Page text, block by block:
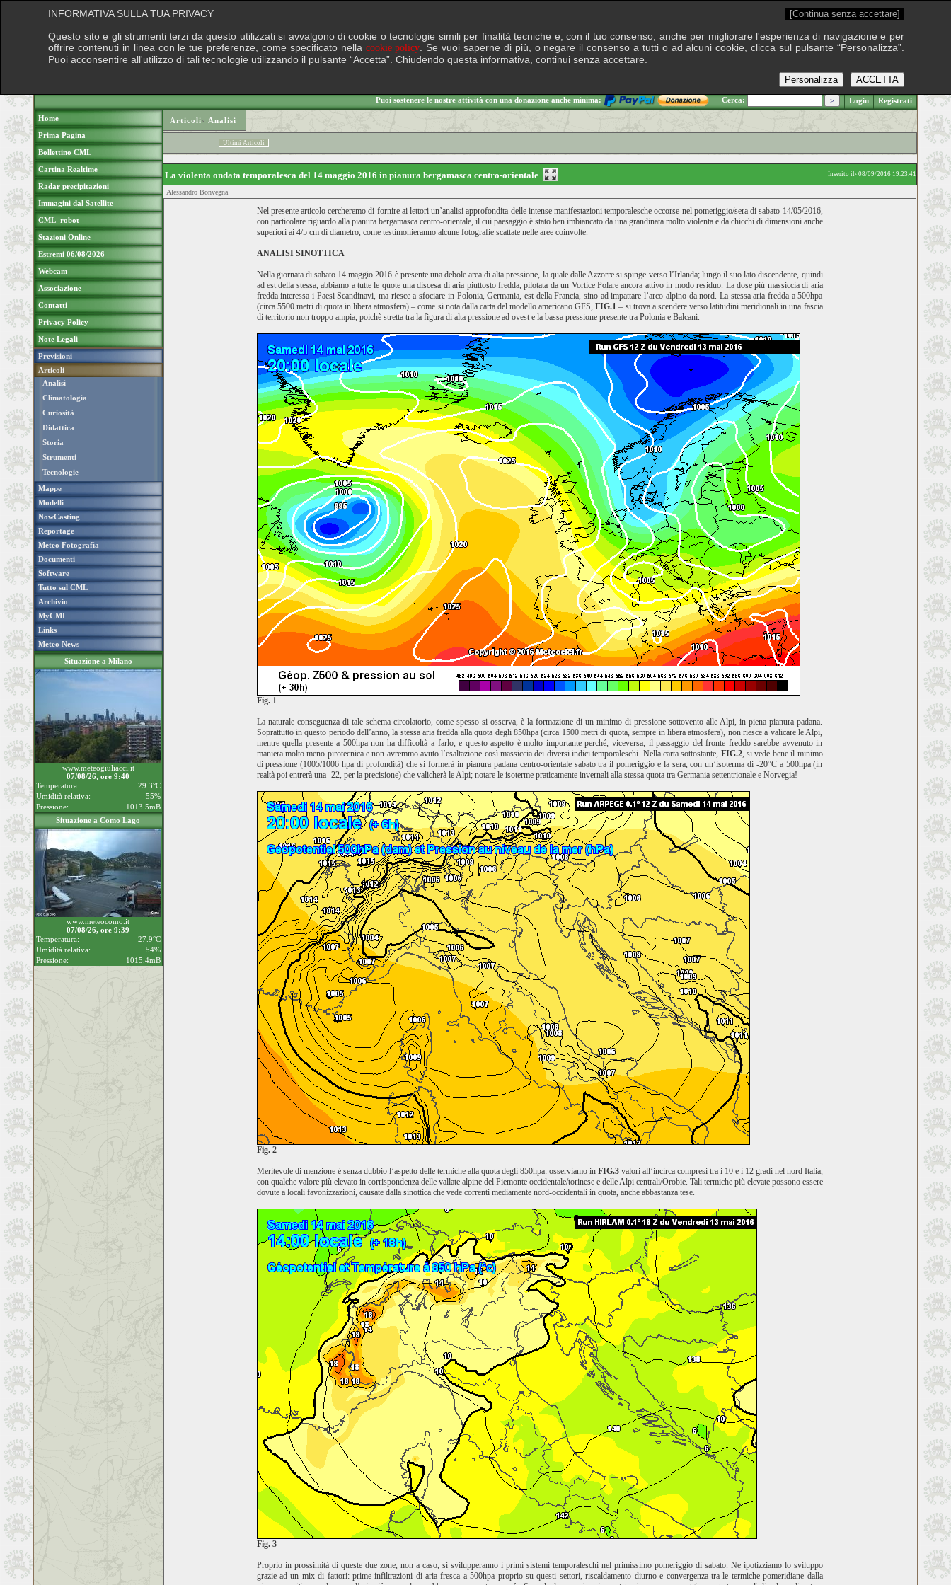
.: Venerdì 7 agosto 2026
Puoi sostenere le nostre attività con una donazione anche minima: Cerca: Login Registrati
Home
Prima Pagina
Bollettino CML
Cartina Realtime
Radar precipitazioni
Immagini dal Satellite
CML_robot
Stazioni Online
Estremi 06/08/2026
Webcam
Associazione
Contatti
Privacy Policy
Note Legali
Previsioni
Articoli
Analisi
Climatologia
Curiosità
Didattica
Storia
Strumenti
Tecnologie
Mappe
Modelli
NowCasting
Reportage
Meteo Fotografia
Documenti
Software
Tutto sul CML
Archivio
MyCML
Links
Meteo News
Situazione a Milano
www.meteogiuliacci.it
07/08/26, ore 9:40
Temperatura:
29.3°C
Umidità relativa:
55%
Pressione:
1013.5mB
Situazione a Como Lago
www.meteocomo.it
07/08/26, ore 9:39
Temperatura:
27.9°C
Umidità relativa:
54%
Pressione:
1015.4mB
Articoli› Analisi
Ultimi Articoli
La violenta ondata temporalesca del 14 maggio 2016 in pianura bergamasca centro-orientale Inserito il› 08/09/2016 19.23.41
Alessandro Bonvegna
Nel presente articolo cercheremo di fornire ai lettori un’analisi approfondita delle intense manifestazioni temporalesche occorse nel pomeriggio/sera di sabato 14/05/2016,
con particolare riguardo alla pianura bergamasca centro-orientale, il cui paesaggio è stato ben imbiancato da una grandinata molto violenta e da chicchi di dimensioni anche
superiori ai 4/5 cm di diametro, come testimonieranno alcune fotografie scattate nelle aree coinvolte.
ANALISI SINOTTICA
Nella giornata di sabato 14 maggio 2016 è presente una debole area di alta pressione, la quale dalle Azzorre si spinge verso l’Irlanda; lungo il suo lato discendente, quindi
ad est della stessa, abbiamo a tutte le quote una discesa di aria piuttosto fredda, pilotata da un Vortice Polare ancora attivo in modo residuo. La dose più massiccia di aria
fredda interessa i Paesi Scandinavi, ma riesce a sfociare in Polonia, Germania, est della Francia, sino ad impattare l’arco alpino da nord. La stessa aria fredda a 500hpa
(circa 5500 metri di quota in libera atmosfera) – come si nota dalla carta del modello americano GFS, FIG.1 – si trova a scendere verso latitudini meridionali in una fascia
di territorio non troppo ampia, poichè stretta tra la figura di alta pressione ad ovest e la bassa pressione presente tra Polonia e Balcani.
Fig. 1
La naturale conseguenza di tale schema circolatorio, come spesso si osserva, è la formazione di un minimo di pressione sottovento alle Alpi, in piena pianura padana.
Soprattutto in questo periodo dell’anno, la stessa aria fredda alla quota degli 850hpa (circa 1500 metri di quota, sempre in libera atmosfera), non riesce a valicare le Alpi,
mentre quella presente a 500hpa non ha difficoltà a farlo, e questo aspetto è molto importante perché, viceversa, il passaggio del fronte freddo sarebbe avvenuto in
maniera molto meno pirotecnica e non avremmo avuto l’esaltazione così massiccia dei diversi indici temporaleschi. Nella carta sottostante, FIG.2, si vede bene il minimo
di pressione (1005/1006 hpa di profondità) che si formerà in pianura padana centro-orientale sabato tra il pomeriggio e la sera, con un’isoterma di -20°C a 500hpa (in
realtà poi entrerà una -22, per la precisione) che valicherà le Alpi; notare le isoterme praticamente invernali alla stessa quota tra Germania settentrionale e Norvegia!
Fig. 2
Meritevole di menzione è senza dubbio l’aspetto delle termiche alla quota degli 850hpa: osserviamo inFIG.3 valori all’incirca compresi tra i 10 e i 12 gradi nel nord Italia,
con qualche valore più elevato in corrispondenza delle vallate alpine del Piemonte occidentale/torinese e delle Alpi centrali/Orobie. Tali termiche più elevate possono essere
dovute a locali favonizzazioni, causate dalla sinottica che vede correnti mediamente nord-occidentali in quota, anche abbastanza tese.
Fig. 3
Proprio in prossimità di queste due zone, non a caso, si svilupperanno i primi sistemi temporaleschi nel primissimo pomeriggio di sabato. Ne ipotizziamo lo sviluppo
grazie ad un mix di fattori: prime infiltrazioni di aria fresca a 500hpa proprio su questi settori, riscaldamento diurno e convergenza tra le termiche pomeridiane dalla
INFORMATIVA SULLA TUA PRIVACY [Continua senza accettare]
Questo sito e gli strumenti terzi da questo utilizzati si avvalgono di cookie o tecnologie simili per finalità tecniche e, con il tuo consenso, anche per migliorare l'esperienza di navigazione e per
offrire contenuti in linea con le tue preferenze, come specificato nella cookie policy . Se vuoi saperne di più, o negare il consenso a tutti o ad alcuni cookie, clicca sul pulsante “Personalizza”.
Puoi acconsentire all'utilizzo di tali tecnologie utilizzando il pulsante “Accetta”. Chiudendo questa informativa, continui senza accettare.
ACCETTA
Personalizza